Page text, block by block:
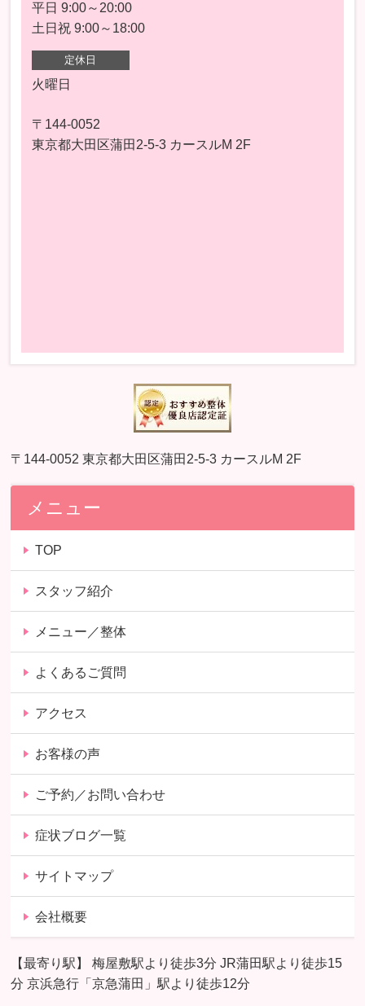
平日 9:00～20:00
土日祝 9:00～18:00
定休日
火曜日
〒144-0052
東京都大田区蒲田2-5-3 カースルM 2F
〒144-0052 東京都大田区蒲田2-5-3 カースルM 2F
メニュー
TOP
スタッフ紹介
メニュー／整体
よくあるご質問
アクセス
お客様の声
ご予約／お問い合わせ
症状ブログ一覧
サイトマップ
会社概要
【最寄り駅】 梅屋敷駅より徒歩3分 JR蒲田駅より徒歩15
分 京浜急行「京急蒲田」駅より徒歩12分